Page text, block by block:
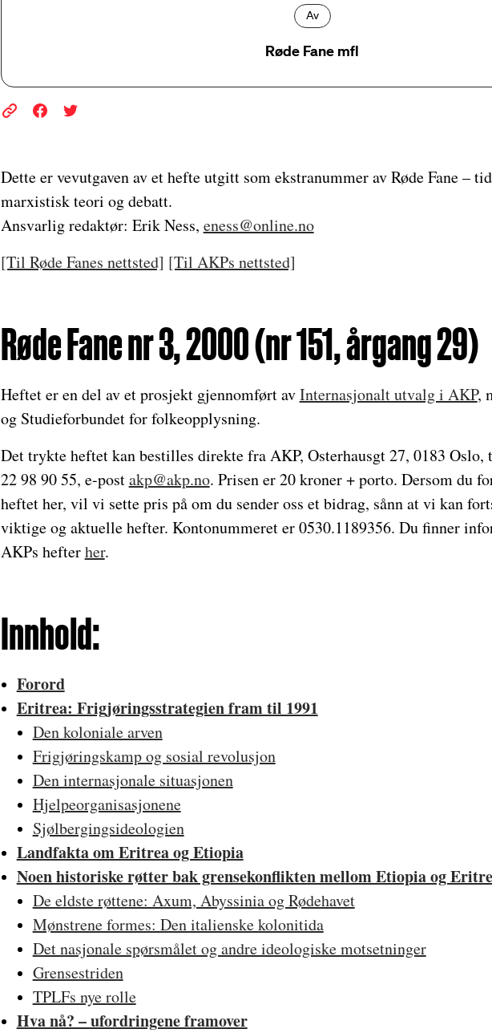
Av
Røde Fane mfl
Dette er vevutgaven av et hefte utgitt som ekstranummer av Røde Fane –
marxistisk teori og debatt.
Ansvarlig redaktør: Erik Ness, eness@online.no
[Til Røde Fanes nettsted] [Til AKPs nettsted]
Røde Fane nr 3, 2000 (nr 151, årgang 29)
Heftet er en del av et prosjekt gjennomført avInternasjonalt utvalg i AKP,
og Studieforbundet for folkeopplysning.
Det trykte heftet kan bestilles direkte fra AKP, Osterhausgt 27, 0183 Oslo,
22 98 90 55, e-postakp@akp.no. Prisen er 20 kroner + porto. Dersom du
heftet her, vil vi sette pris på om du sender oss et bidrag, sånn at vi kan
viktige og aktuelle hefter. Kontonummeret er 0530.1189356. Du finner
AKPs hefterher.
Innhold:
Forord
Eritrea: Frigjøringsstrategien fram til 1991
Den koloniale arven
Frigjøringskamp og sosial revolusjon
Den internasjonale situasjonen
Hjelpeorganisasjonene
Sjølbergingsideologien
Landfakta om Eritrea og Etiopia
Noen historiske røtter bak grensekonflikten mellom Etiopia og
De eldste røttene: Axum, Abyssinia og Rødehavet
Mønstrene formes: Den italienske kolonitida
Det nasjonale spørsmålet og andre ideologiske motsetninger
Grensestriden
TPLFs nye rolle
Hva nå? – ufordringene framover